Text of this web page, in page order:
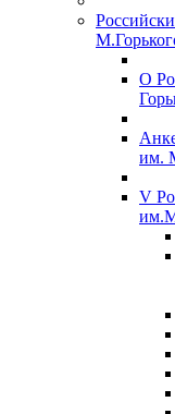
О
им.
V